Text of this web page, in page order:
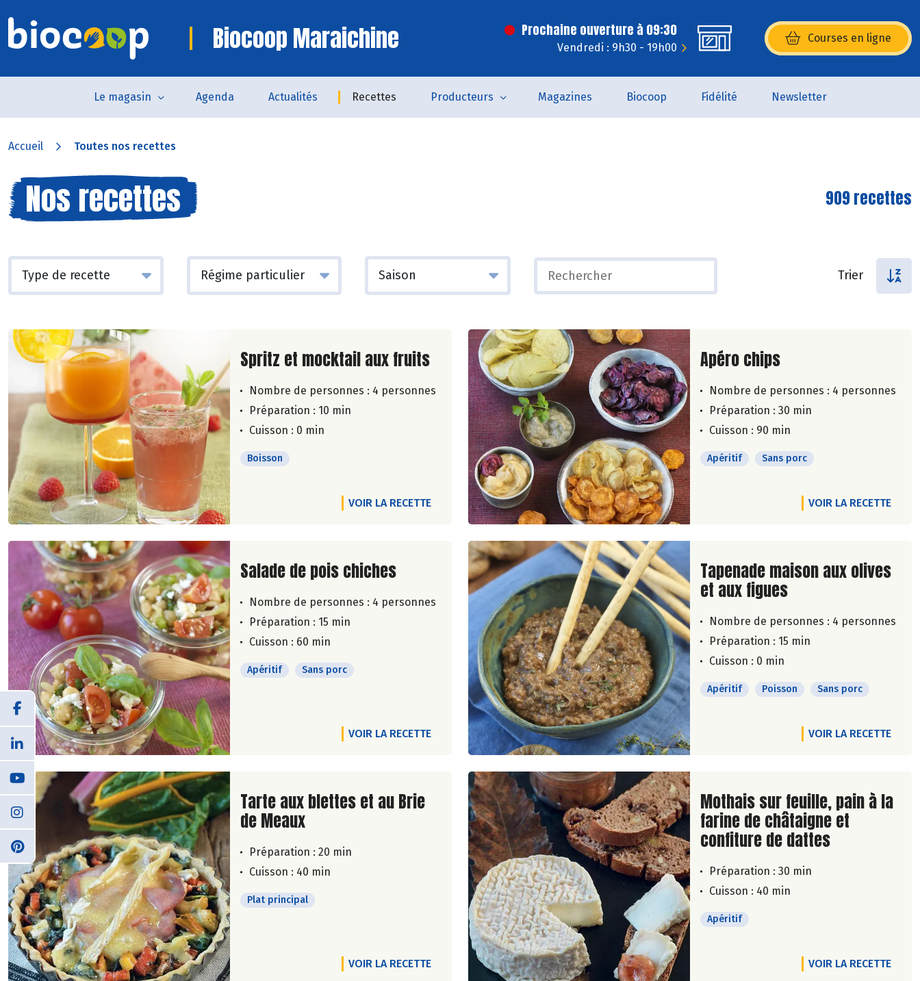
Biocoop Maraichine Prochaine ouverture à 09:30
Vendredi : 9h30 - 19h00
Courses en ligne
(s’ouvre dans une nouvelle
Le magasin Agenda Actualités Recettes Producteurs Magazines Biocoop Fidélité Newsletter
Accueil Toutes nos recettes
Nos recettes 909 recettes
Trier
Lire la suite de la recette
Spritz et mocktail aux fruits
Nombre de personnes : 4 personnes
Préparation : 10 min
Cuisson : 0 min
Boisson
VOIR LA RECETTE
Lire la suite de la recette
Apéro chips
Nombre de personnes : 4 personnes
Préparation : 30 min
Cuisson : 90 min
Apéritif Sans porc
VOIR LA RECETTE
Lire la suite de la recette
Salade de pois chiches
Nombre de personnes : 4 personnes
Préparation : 15 min
Cuisson : 60 min
Apéritif Sans porc
VOIR LA RECETTE
Lire la suite de la recette
Tapenade maison aux olives
et aux figues
Nombre de personnes : 4 personnes
Préparation : 15 min
Cuisson : 0 min
Apéritif Poisson Sans porc
VOIR LA RECETTE
Lire la suite de la recette
Tarte aux blettes et au Brie
de Meaux
Préparation : 20 min
Cuisson : 40 min
Plat principal
VOIR LA RECETTE
Lire la suite de la recette
Mothais sur feuille, pain à la
farine de châtaigne et
confiture de dattes
Préparation : 30 min
Cuisson : 40 min
Apéritif
VOIR LA RECETTE